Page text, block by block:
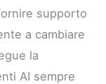
supporto
a cambiare
la
AI sempre